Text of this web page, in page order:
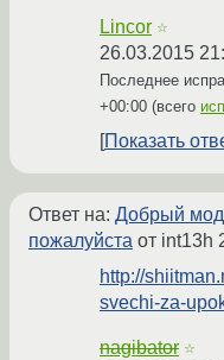
Lincor ☆
26.03.2015
Последнее
+00:00 (всего
Показать
Ответ на: Добрый
пожалуйста от int13h
http://
svechi-za-
nagibator ☆